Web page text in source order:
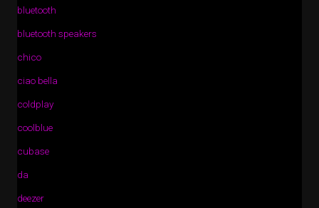
bluetooth
bluetooth speakers
chico
ciao bella
coldplay
coolblue
cubase
da
deezer